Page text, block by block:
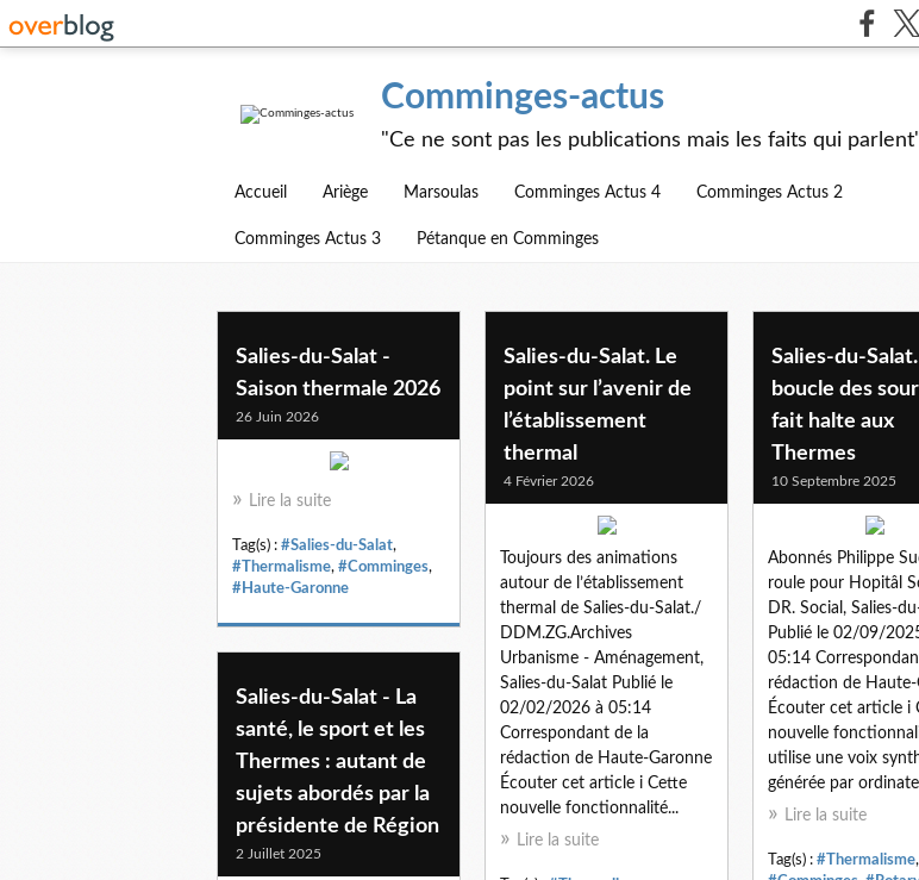
Comminges-actus
"Ce ne sont pas les publications mais les faits qui
Accueil Ariège Marsoulas Comminges Actus 4 Comminges Actus 2
Comminges Actus 3 Pétanque en Comminges
thermalisme
Salies-du-Salat -
Saison thermale 2026
26 Juin 2026
Lire la suite
Tag(s) : #Salies-du-Salat,
#Thermalisme, #Comminges,
#Haute-Garonne
Salies-du-Salat. Le
point sur l’avenir de
l’établissement
thermal
4 Février 2026
Toujours des animations
autour de l’établissement
thermal de Salies-du-Salat./
DDM.ZG.Archives
Urbanisme - Aménagement,
Salies-du-Salat Publié le
02/02/2026 à 05:14
Correspondant de la
rédaction de Haute-Garonne
Écouter cet article i Cette
nouvelle fonctionnalité...
Lire la suite
Salies-du-
boucle des
fait halte aux
Thermes
10 Septembre 2025
Abonnés Philippe
roule pour Hopitâl
DR. Social, Salies-
Publié le 02/09/
05:14
rédaction de Haute-
Écouter cet article i
nouvelle
utilise une voix
générée par
Lire la suite
Tag(s) : #Thermalisme,
Salies-du-Salat - La
santé, le sport et les
Thermes : autant de
sujets abordés par la
présidente de Région
2 Juillet 2025